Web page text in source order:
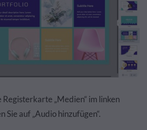
Registerkarte „Medien“ im linken
Sie auf „Audio hinzufügen“.